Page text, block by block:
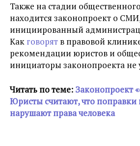
Также на стадии
находится законопроект о
инициированный
Как говорят в правовой
рекомендации юристов и
инициаторы законопроекта не
Читать по теме: Законопроект
Юристы считают, что поправки
нарушают права человека